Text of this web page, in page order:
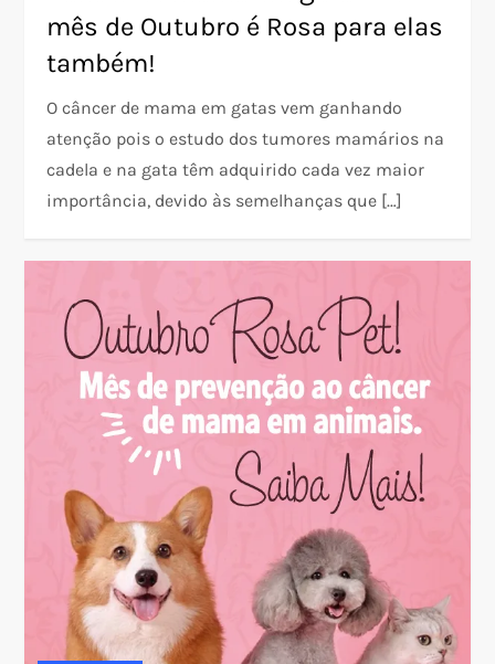
mês de Outubro é Rosa para elas
também!
O câncer de mama em gatas vem ganhando
atenção pois o estudo dos tumores mamários na
cadela e na gata têm adquirido cada vez maior
importância, devido às semelhanças que […]